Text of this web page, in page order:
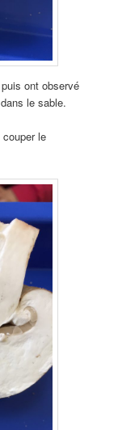
ont observé
le sable.
le